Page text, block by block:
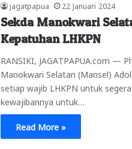
jagatpapua 22 Januari 2024
Sekda Manokwari
Kepatuhan LHKPN
RANSIKI, JAGATPAPUA.com —
Manokwari Selatan (Mansel)
setiap wajib LHKPN untuk
kewajibannya untuk…
Read More »